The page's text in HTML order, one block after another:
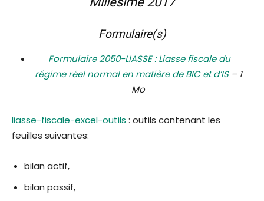
Formulaire(s)
Formulaire 2050-LIASSE : Liasse fiscale du
régime réel normal en matière de BIC et d’IS – 1
Mo
liasse-fiscale-excel-outils : outils contenant les
feuilles suivantes:
bilan actif,
bilan passif,